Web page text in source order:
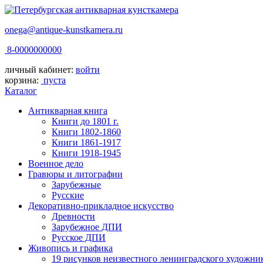
onega@antique-kunstkamera.ru
8-0000000000
личный кабинет: войти
корзина: пуста
Каталог
Антикварная книга
Книги до 1801 г.
Книги 1802-1860
Книги 1861-1917
Книги 1918-1945
Военное дело
Гравюры и литографии
Зарубежные
Русские
Декоративно-прикладное искусство
Древности
Зарубежное ДПИ
Русское ДПИ
Живопись и графика
19 рисунков неизвестного ленинградского